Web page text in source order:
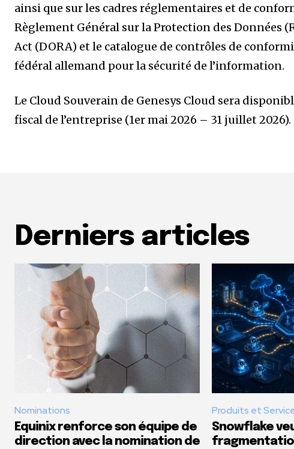
ainsi que sur les cadres réglementaires et de
Règlement Général sur la Protection des Données
Act (DORA) et le catalogue de contrôles de
fédéral allemand pour la sécurité de l’information.
Le Cloud Souverain de Genesys Cloud sera
fiscal de l’entreprise (1er mai 2026 – 31 juillet 2026).
Derniers articles
Nominations
Equinix renforce son équipe de
direction avec la nomination de
Produits et
Snowflake